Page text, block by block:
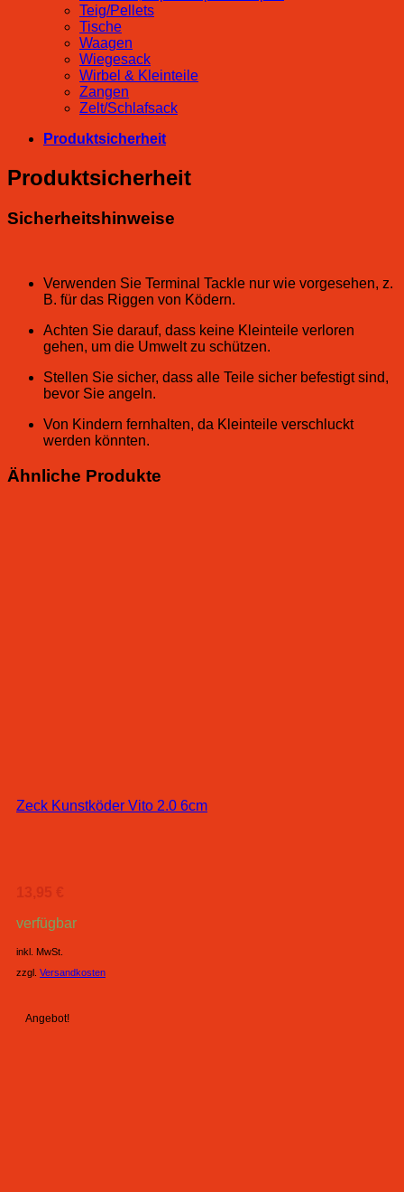
Teig/Pellets
Tische
Waagen
Wiegesack
Wirbel & Kleinteile
Zangen
Zelt/Schlafsack
Produktsicherheit
Produktsicherheit
Sicherheitshinweise
Verwenden Sie Terminal Tackle nur wie vorgesehen, z.
B. für das Riggen von Ködern.
Achten Sie darauf, dass keine Kleinteile verloren
gehen, um die Umwelt zu schützen.
Stellen Sie sicher, dass alle Teile sicher befestigt sind,
bevor Sie angeln.
Von Kindern fernhalten, da Kleinteile verschluckt
werden könnten.
Ähnliche Produkte
Zeck Kunstköder Vito 2.0 6cm
13,95 €
verfügbar
inkl. MwSt.
zzgl. Versandkosten
Angebot!